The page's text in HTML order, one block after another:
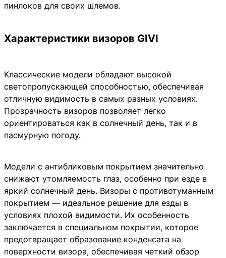
пинлоков для своих шлемов.
Характеристики визоров GIVI
Классические модели обладают высокой
светопропускающей способностью, обеспечивая
отличную видимость в самых разных условиях.
Прозрачность визоров позволяет легко
ориентироваться как в солнечный день, так и в
пасмурную погоду.
Модели с антибликовым покрытием значительно
снижают утомляемость глаз, особенно при езде в
яркий солнечный день. Визоры с противотуманным
покрытием — идеальное решение для езды в
условиях плохой видимости. Их особенность
заключается в специальном покрытии, которое
предотвращает образование конденсата на
поверхности визора, обеспечивая четкий обзор